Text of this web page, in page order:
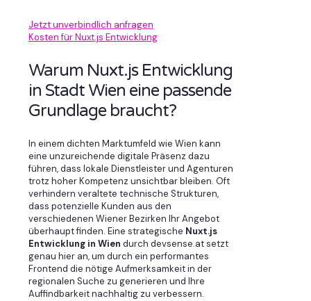
Jetzt unverbindlich anfragen
Kosten für Nuxt.js Entwicklung
Warum Nuxt.js Entwicklung
in Stadt Wien eine passende
Grundlage braucht?
In einem dichten Marktumfeld wie Wien kann
eine unzureichende digitale Präsenz dazu
führen, dass lokale Dienstleister und Agenturen
trotz hoher Kompetenz unsichtbar bleiben. Oft
verhindern veraltete technische Strukturen,
dass potenzielle Kunden aus den
verschiedenen Wiener Bezirken Ihr Angebot
überhaupt finden. Eine strategische Nuxt.js
Entwicklung in Wien durch devsense.at setzt
genau hier an, um durch ein performantes
Frontend die nötige Aufmerksamkeit in der
regionalen Suche zu generieren und Ihre
Auffindbarkeit nachhaltig zu verbessern.